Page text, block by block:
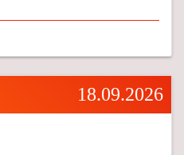
18.09.2026